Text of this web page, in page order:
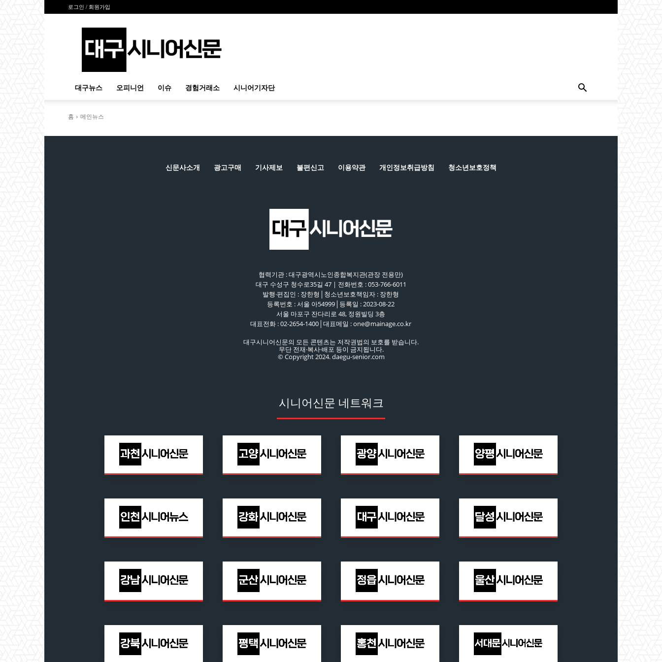
로그인 / 회원가입
시
대구뉴스 오피니언 이슈 경험거래소 시니어기자단
홈 메인뉴스
신문사소개 광고구매 기사제보 불편신고 이용약관 개인정보취급방침 청소년보호정책
협력기관 : 대구광역시노인종합복지관(관장 전용만)
대구 수성구 청수로35길 47 | 전화번호 : 053-766-6011
발행·편집인 : 장한형│청소년보호책임자 : 장한형
등록번호 : 서울 아54999│등록일 : 2023-08-22
서울 마포구 잔다리로 48, 정원빌딩 3층
대표전화 : 02-2654-1400│대표메일 : one@mainage.co.kr
대구시니어신문의 모든 콘텐츠는 저작권법의 보호를 받습니다.
무단 전재·복사·배포 등이 금지됩니다.
© Copyright 2024. daegu-senior.com
시니어신문 네트워크